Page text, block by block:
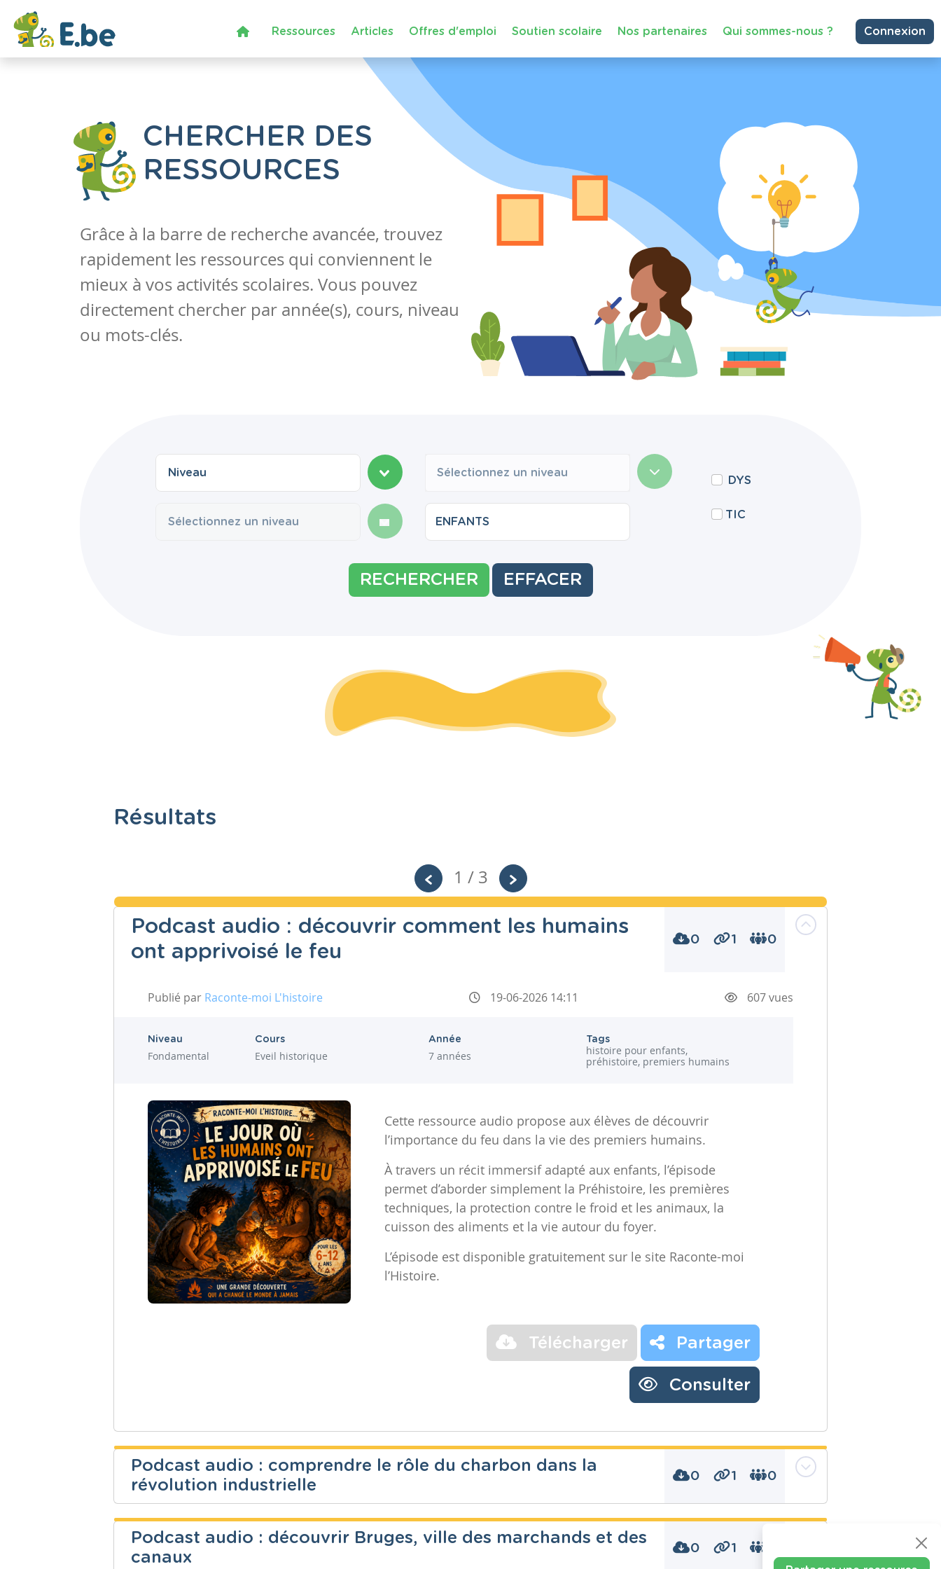
Ressources Articles Offres d'emploi Soutien scolaire Nos partenaires Qui sommes-nous ? Connexion
CHERCHER DES
RESSOURCES
Grâce à la barre de recherche avancée, trouvez
rapidement les ressources qui conviennent le
mieux à vos activités scolaires. Vous pouvez
directement chercher par année(s), cours, niveau
ou mots-clés.
Sélectionnez un niveau
DYS
TIC
RECHERCHER EFFACER
Résultats
1 / 3
Podcast audio : découvrir comment les humains
ont apprivoisé le feu
0 1 0
Publié par Raconte-moi L'histoire 19-06-2026 14:11 607 vues
Niveau
Fondamental
Cours
Eveil historique
Année
7 années
Tags
histoire pour enfants,
préhistoire, premiers humains
Cette ressource audio propose aux élèves de découvrir
l’importance du feu dans la vie des premiers humains.
À travers un récit immersif adapté aux enfants, l’épisode
permet d’aborder simplement la Préhistoire, les premières
techniques, la protection contre le froid et les animaux, la
cuisson des aliments et la vie autour du foyer.
L’épisode est disponible gratuitement sur le site Raconte-moi
l’Histoire.
Télécharger Partager
Consulter
Podcast audio : comprendre le rôle du charbon dans la
révolution industrielle
0 1 0
Niveau
Podcast audio : découvrir Bruges, ville des marchands et des
canaux
0 1